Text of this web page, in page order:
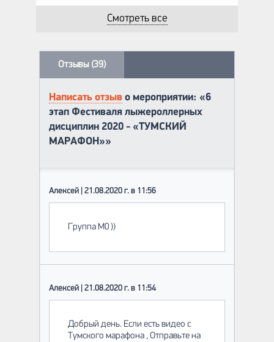
Смотреть все
Отзывы (39)
Написать отзыв о мероприятии: «6
этап Фестиваля лыжероллерных
дисциплин 2020 - «ТУМСКИЙ
МАРАФОН»»
Алексей | 21.08.2020 г. в 11:56
Группа М0 ))
Алексей | 21.08.2020 г. в 11:54
Добрый день. Если есть видео с
Тумского марафона , Отправьте на